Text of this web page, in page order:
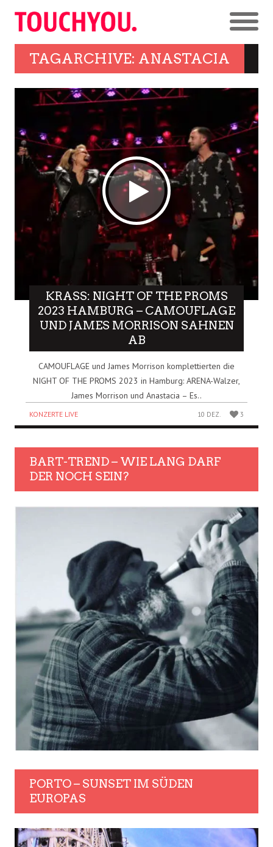
TAGARCHIVE: ANASTACIA
KRASS: NIGHT OF THE PROMS
2023 HAMBURG – CAMOUFLAGE
UND JAMES MORRISON SAHNEN
AB
CAMOUFLAGE und James Morrison komplettierten die
NIGHT OF THE PROMS 2023 in Hamburg: ARENA-Walzer,
James Morrison und Anastacia – Es..
KONZERTE LIVE 10 DEZ. 3
BART-TREND – WIE LANG DARF
DER NOCH SEIN?
PORTO – SUNSET IM SÜDEN
EUROPAS